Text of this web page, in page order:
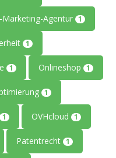
Marketing-Agentur 1
1
1 Onlineshop 1
1
1 OVHcloud 1
Patentrecht 1